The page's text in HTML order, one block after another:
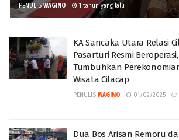
PENULIS WAGINO 1 tahun yang lalu
KA Sancaka Utara Relasi
Pasarturi Resmi
Tumbuhkan
Wisata Cilacap
PENULIS WAGINO 01/02/2025
Dua Bos Arisan Remoru